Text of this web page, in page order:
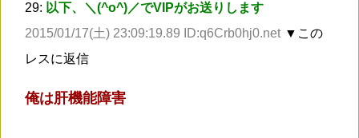
29: 以下、＼(^o^)／でVIPがお送りします
2015/01/17(土) 23:09:19.89 ID:q6Crb0hj0.net ▼この
レスに返信
俺は肝機能障害